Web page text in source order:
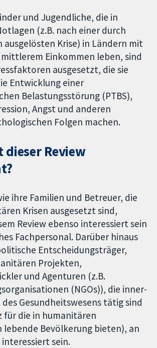
und Jugendliche, die in
(z.B. nach einer durch
Krise) in Ländern mit
Einkommen leben, sind
ausgesetzt, die sie
Entwicklung einer
Belastungsstörung (PTBS),
Angst und anderen
Folgen machen.
dieser Review
ihre Familien und Betreuer, die
Krisen ausgesetzt sind,
Review ebenso interessiert sein
Fachpersonal. Darüber hinaus
Entscheidungsträger,
Projekten,
und Agenturen (z.B.
(NGOs)), die inner-
Gesundheitswesens tätig sind
für die in humanitären
lebende Bevölkerung bieten), an
interessiert sein.